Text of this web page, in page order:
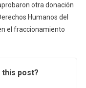
otra donación
Humanos del
el fraccionamiento
this post?